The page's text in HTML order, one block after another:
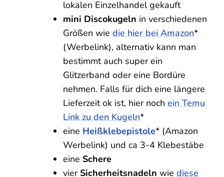
lokalen Einzelhandel gekauft
mini Discokugeln in verschiedenen
Größen wie die hier bei Amazon*
(Werbelink), alternativ kann man
bestimmt auch super ein
Glitzerband oder eine Bordüre
nehmen. Falls für dich eine längere
Lieferzeit ok ist, hier noch ein Temu
Link zu den Kugeln*
eine Heißklebepistole* (Amazon
Werbelink) und ca 3-4 Klebestäbe
eine Schere
vier Sicherheitsnadeln wie diese